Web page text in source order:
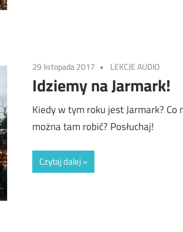
29 listopada 2017 LEKCJE AUDIO
Idziemy na Jarmark!
Kiedy w tym roku jest Jarmark? Co
można tam robić? Posłuchaj!
Czytaj dalej